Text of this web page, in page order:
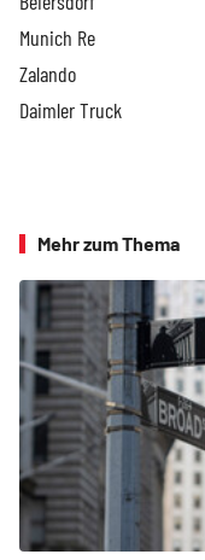
Munich Re
Zalando
Daimler Truck
Mehr zum Thema